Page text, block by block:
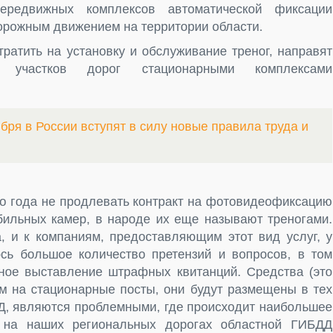
комплексов автоматической фиксации
движением на территории области.
на установку и обслуживание треног, направят
дорог стационарными комплексами
в России вступят в силу новые правила труда и
не продлевать контракт на фотовидеофиксацию
камер, в народе их еще называют треногами.
и к компаниям, предоставляющим этот вид услуг, у
большое количество претензий и вопросов, в том
выставление штрафных квитанций. Средства (это
на стационарные посты, они будут размещены в тех
являются проблемными, где происходит наибольшее
на наших региональных дорогах областной ГИБДД